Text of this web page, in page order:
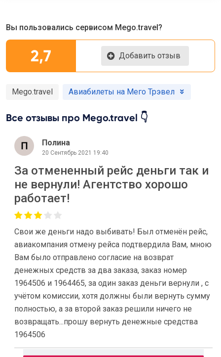
Вы пользовались сервисом Mego.travel?
2,7 Добавить отзыв
Mego.travel Авиабилеты на Мего Трэвел
Все отзывы про Mego.travel 👇
Полина
20 Сентябрь 2021 19:40
За отмененный рейс деньги так и
не вернули! Агентство хорошо
работает!
Свои же деньги надо выбивать! Был отменён рейс,
авиакомпания отмену рейса подтвердила Вам, мною
Вам было отправлено согласие на возврат
денежных средств за два заказа, заказ номер
1964506 и 1964465, за один заказ деньги вернули , с
учётом комиссии, хотя должны были вернуть сумму
полностью, а за второй заказ решили ничего не
возвращать...прошу вернуть денежные средства
1964506